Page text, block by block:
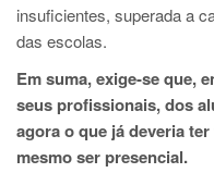
insuficientes, superada a
das escolas.
Em suma, exige-se que,
seus profissionais, dos
agora o que já deveria
mesmo ser presencial.